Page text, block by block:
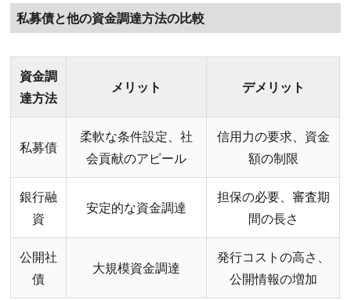
私募債と他の資金調達方法の比較
資金調
達方法
メリット デメリット
私募債
柔軟な条件設定、社
会貢献のアピール
信用力の要求、資金
額の制限
銀行融
資
安定的な資金調達
担保の必要、審査期
間の長さ
公開社
債
大規模資金調達
発行コストの高さ、
公開情報の増加